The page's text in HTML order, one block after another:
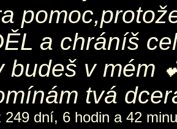
a chráníš
budeš v mém
tvá
249 dní, 6 hodin a 42